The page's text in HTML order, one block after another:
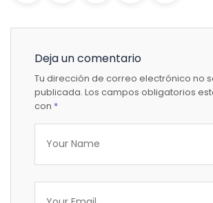
Deja un comentario
Tu dirección de correo electrónico no
publicada. Los campos obligatorios
con *